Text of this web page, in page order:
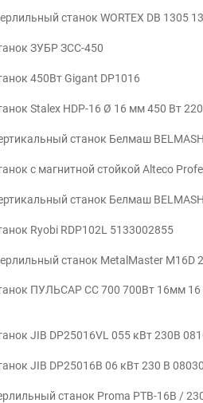
станок WORTEX DB 1305
ЗУБР ЗСС-450
450Вт Gigant DP1016
Stalex HDP-16 Ø 16 мм 450 Вт
станок Белмаш
с магнитной стойкой Alteco
станок Белмаш
Ryobi RDP102L 5133002855
станок MetalMaster M16D
ПУЛЬСАР СС 700 700Вт 16мм 16
JIB DP25016VL 055 кВт 230В
JIB DP25016B 06 кВт 230 В
станок Proma PTB-16B /